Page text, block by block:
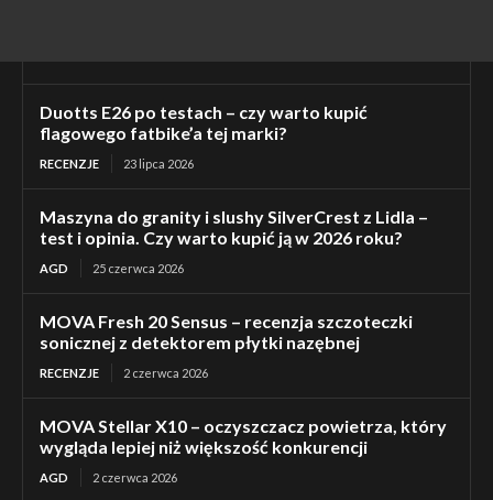
Duotts E26 po testach – czy warto kupić
flagowego fatbike’a tej marki?
RECENZJE 23 lipca 2026
Maszyna do granity i slushy SilverCrest z Lidla –
test i opinia. Czy warto kupić ją w 2026 roku?
AGD 25 czerwca 2026
MOVA Fresh 20 Sensus – recenzja szczoteczki
sonicznej z detektorem płytki nazębnej
RECENZJE 2 czerwca 2026
MOVA Stellar X10 – oczyszczacz powietrza, który
wygląda lepiej niż większość konkurencji
AGD 2 czerwca 2026